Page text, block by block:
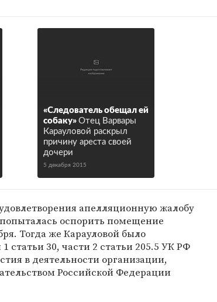
«Следователь обещал ей
собаку» Отец Варвары
Карауловой раскрыл
причину ареста своей
дочери
5 декабря 2015
апелляционную жалобу
оспорить помещение
Тогда же Карауловой было
статьи 30, части 2 статьи 205.5 УК РФ
в деятельности организации,
Российской Федерации